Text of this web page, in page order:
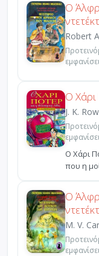
Ο
που
Robert
Ο Χάρι
J. K.
Ο Χάρι
που η
Ο
των
M. V.